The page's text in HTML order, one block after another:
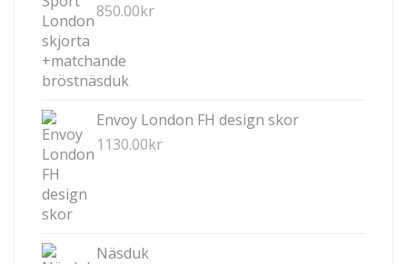
850.00kr
Envoy London FH design skor
1130.00kr
Näsduk